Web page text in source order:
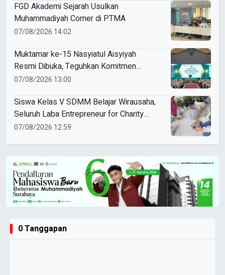
FGD Akademi Sejarah Usulkan
Muhammadiyah Corner di PTMA
07/08/2026 14:02
Muktamar ke-15 Nasyiatul Aisyiyah
Resmi Dibuka, Teguhkan Komitmen
Perempuan Muda Berkemajuan
07/08/2026 13:00
Siswa Kelas V SDMM Belajar Wirausaha,
Seluruh Laba Entrepreneur for Charity
Didonasikan
07/08/2026 12:59
0 Tanggapan